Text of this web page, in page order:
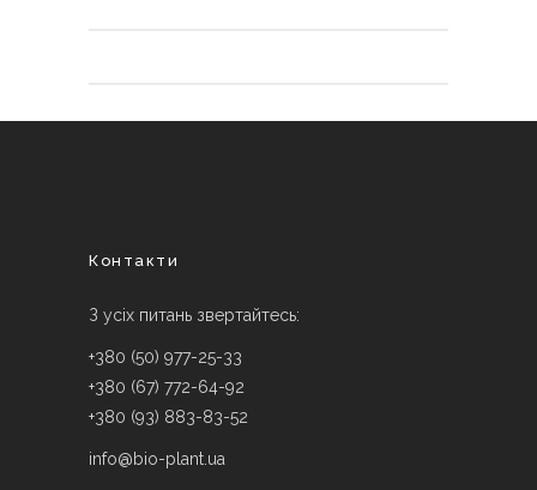
Контакти
З усіх питань звертайтесь:
+380 (50) 977-25-33
+380 (67) 772-64-92
+380 (93) 883-83-52
info@bio-plant.ua